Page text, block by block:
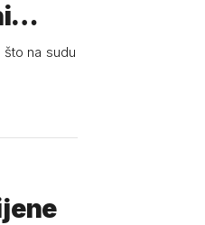
na sudu